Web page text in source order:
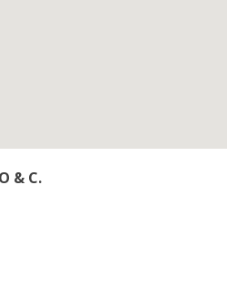
& C.